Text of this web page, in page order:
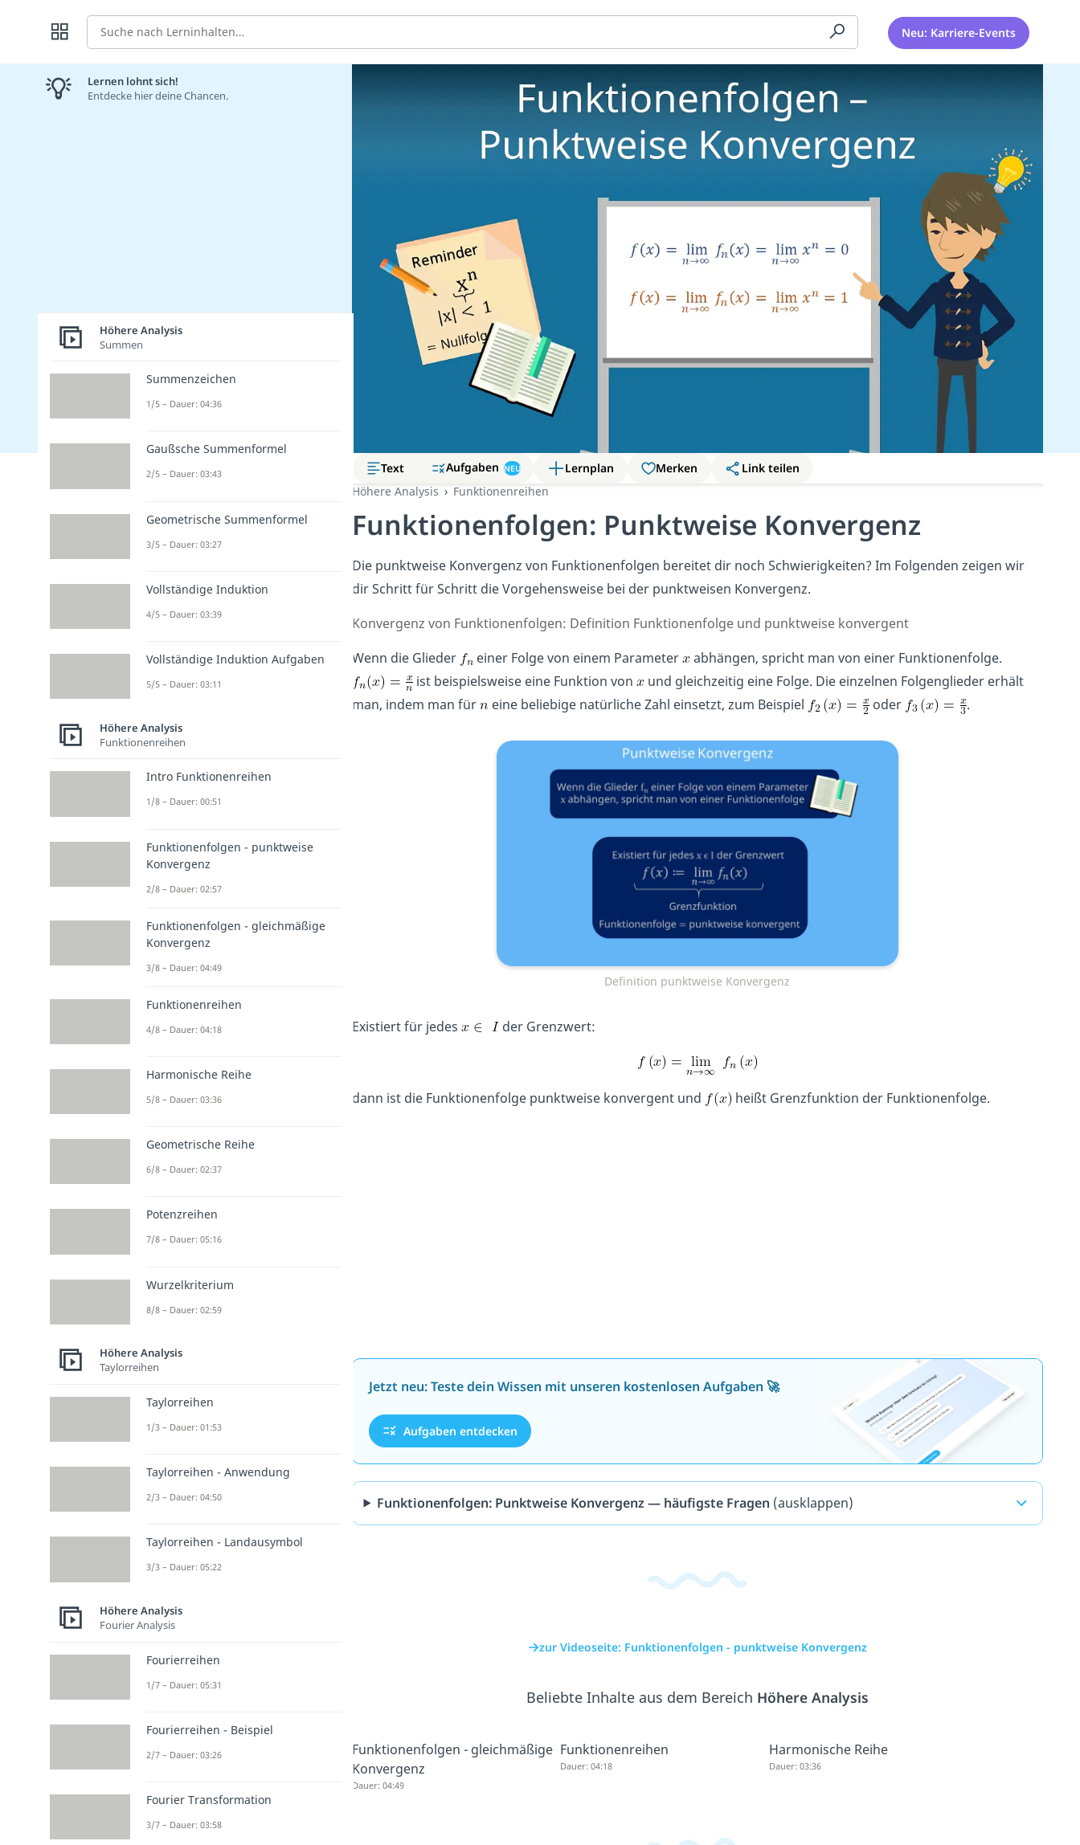
Suche Neu: Karriere-Events
Text Aufgaben NEU Lernplan Merken
Link teilen
Höhere Analysis
Funktionenreihen
Funktionenfolgen: Punktweise Konvergenz
Die punktweise Konvergenz von Funktionenfolgen bereitet dir noch Schwierigkeiten? Im Folgenden zeigen wir
dir Schritt für Schritt die Vorgehensweise bei der punktweisen Konvergenz.
Konvergenz von Funktionenfolgen: Definition Funktionenfolge und punktweise konvergent
Wenn die Glieder
einer Folge von einem Parameter
abhängen, spricht man von einer Funktionenfolge.
ist beispielsweise eine Funktion von
und gleichzeitig eine Folge. Die einzelnen Folgenglieder erhält
man, indem man für
eine beliebige natürliche Zahl einsetzt, zum Beispiel oder .
Definition punktweise Konvergenz
Existiert für jedes der Grenzwert:
dann ist die Funktionenfolge punktweise konvergent und heißt Grenzfunktion der Funktionenfolge.
Jetzt neu: Teste dein Wissen mit unseren kostenlosen Aufgaben 🚀
Aufgaben entdecken
Funktionenfolgen: Punktweise Konvergenz — häufigste Fragen (ausklappen)
zur Videoseite: Funktionenfolgen - punktweise Konvergenz
Beliebte Inhalte aus dem Bereich Höhere Analysis
Funktionenfolgen - gleichmäßige
Konvergenz
Dauer: 04:49
Funktionenreihen
Dauer: 04:18
Harmonische Reihe
Dauer: 03:36
Lernen lohnt sich!
Entdecke hier deine Chancen.
Höhere Analysis
Summen
Summenzeichen
1/5 – Dauer: 04:36
Gaußsche Summenformel
2/5 – Dauer: 03:43
Geometrische Summenformel
3/5 – Dauer: 03:27
Vollständige Induktion
4/5 – Dauer: 03:39
Vollständige Induktion Aufgaben
5/5 – Dauer: 03:11
Höhere Analysis
Funktionenreihen
Intro Funktionenreihen
1/8 – Dauer: 00:51
Funktionenfolgen - punktweise
Konvergenz
2/8 – Dauer: 02:57
Funktionenfolgen - gleichmäßige
Konvergenz
3/8 – Dauer: 04:49
Funktionenreihen
4/8 – Dauer: 04:18
Harmonische Reihe
5/8 – Dauer: 03:36
Geometrische Reihe
6/8 – Dauer: 02:37
Potenzreihen
7/8 – Dauer: 05:16
Wurzelkriterium
8/8 – Dauer: 02:59
Höhere Analysis
Taylorreihen
Taylorreihen
1/3 – Dauer: 01:53
Taylorreihen - Anwendung
2/3 – Dauer: 04:50
Taylorreihen - Landausymbol
3/3 – Dauer: 05:22
Höhere Analysis
Fourier Analysis
Fourierreihen
1/7 – Dauer: 05:31
Fourierreihen - Beispiel
2/7 – Dauer: 03:26
Fourier Transformation
3/7 – Dauer: 03:58